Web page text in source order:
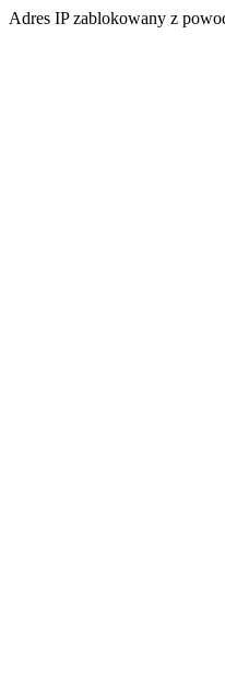
Adres IP zablokowany z